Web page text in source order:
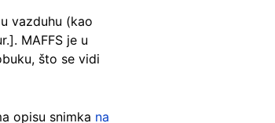
vazduhu (kao
MAFFS je u
što se vidi
opisu snimka na